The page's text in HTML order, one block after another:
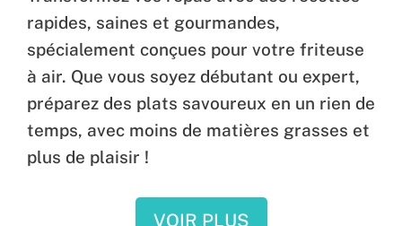
rapides, saines et gourmandes,
spécialement conçues pour votre friteuse
à air. Que vous soyez débutant ou expert,
préparez des plats savoureux en un rien de
temps, avec moins de matières grasses et
plus de plaisir !
VOIR PLUS